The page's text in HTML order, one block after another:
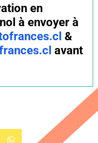
en
à envoyer à
&
avant